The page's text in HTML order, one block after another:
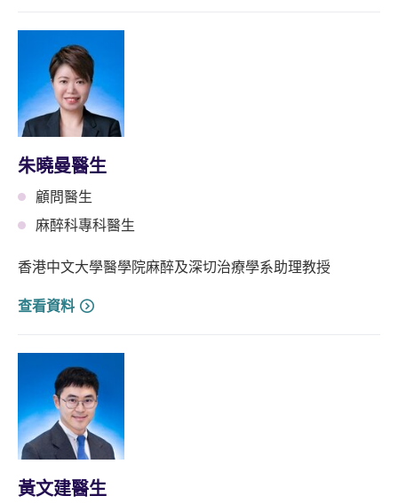
朱曉曼醫生
顧問醫生
麻醉科專科醫生
香港中文大學醫學院麻醉及深切治療學系助理教授
查看資料
⿈⽂建醫生